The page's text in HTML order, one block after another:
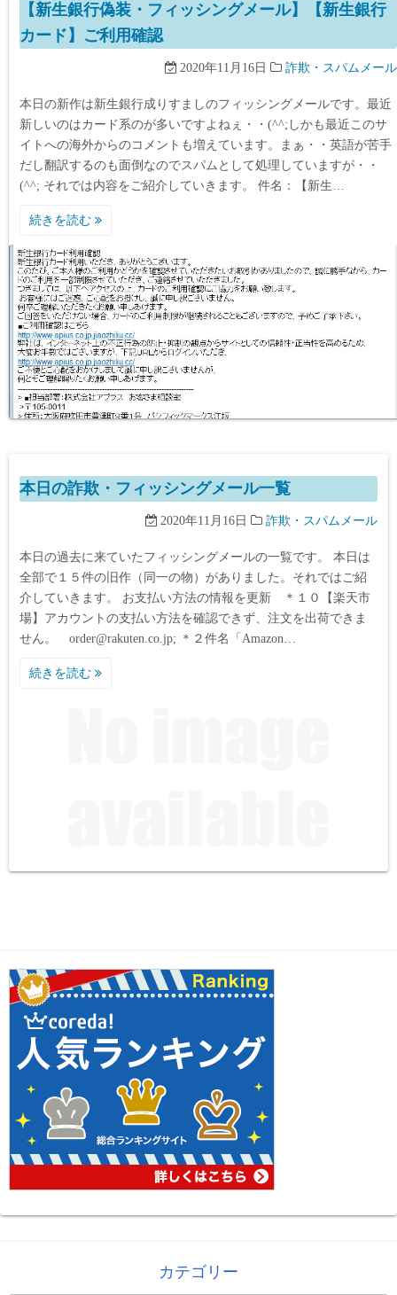
【新生銀行偽装・フィッシングメール】【新生銀行
カード】ご利用確認
2020年11月16日 詐欺・スパムメール
本日の新作は新生銀行成りすましのフィッシングメールです。最近
新しいのはカード系のが多いですよねぇ・・(^^;しかも最近このサ
イトへの海外からのコメントも増えています。まぁ・・英語が苦手
だし翻訳するのも面倒なのでスパムとして処理していますが・・
(^^; それでは内容をご紹介していきます。 件名：【新生…
続きを読む
本日の詐欺・フィッシングメール一覧
2020年11月16日 詐欺・スパムメール
本日の過去に来ていたフィッシングメールの一覧です。 本日は
全部で１５件の旧作（同一の物）がありました。それではご紹
介していきます。 お支払い方法の情報を更新 ＊１０【楽天市
場】アカウントの支払い方法を確認できず、注文を出荷できま
せん。 order@rakuten.co.jp; ＊２件名「Amazon…
続きを読む
カテゴリー